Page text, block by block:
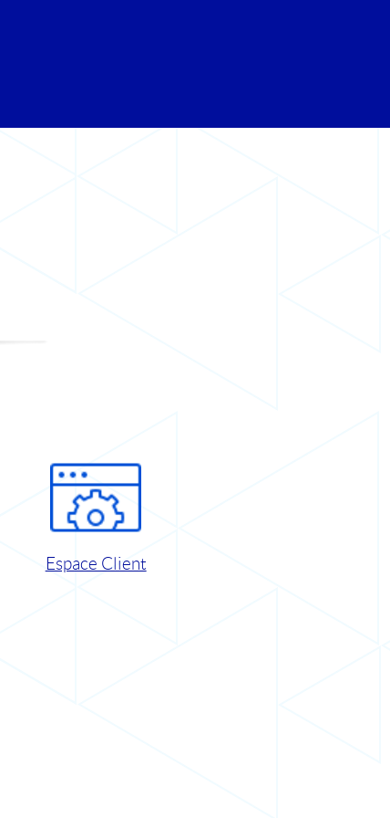
Espace Client